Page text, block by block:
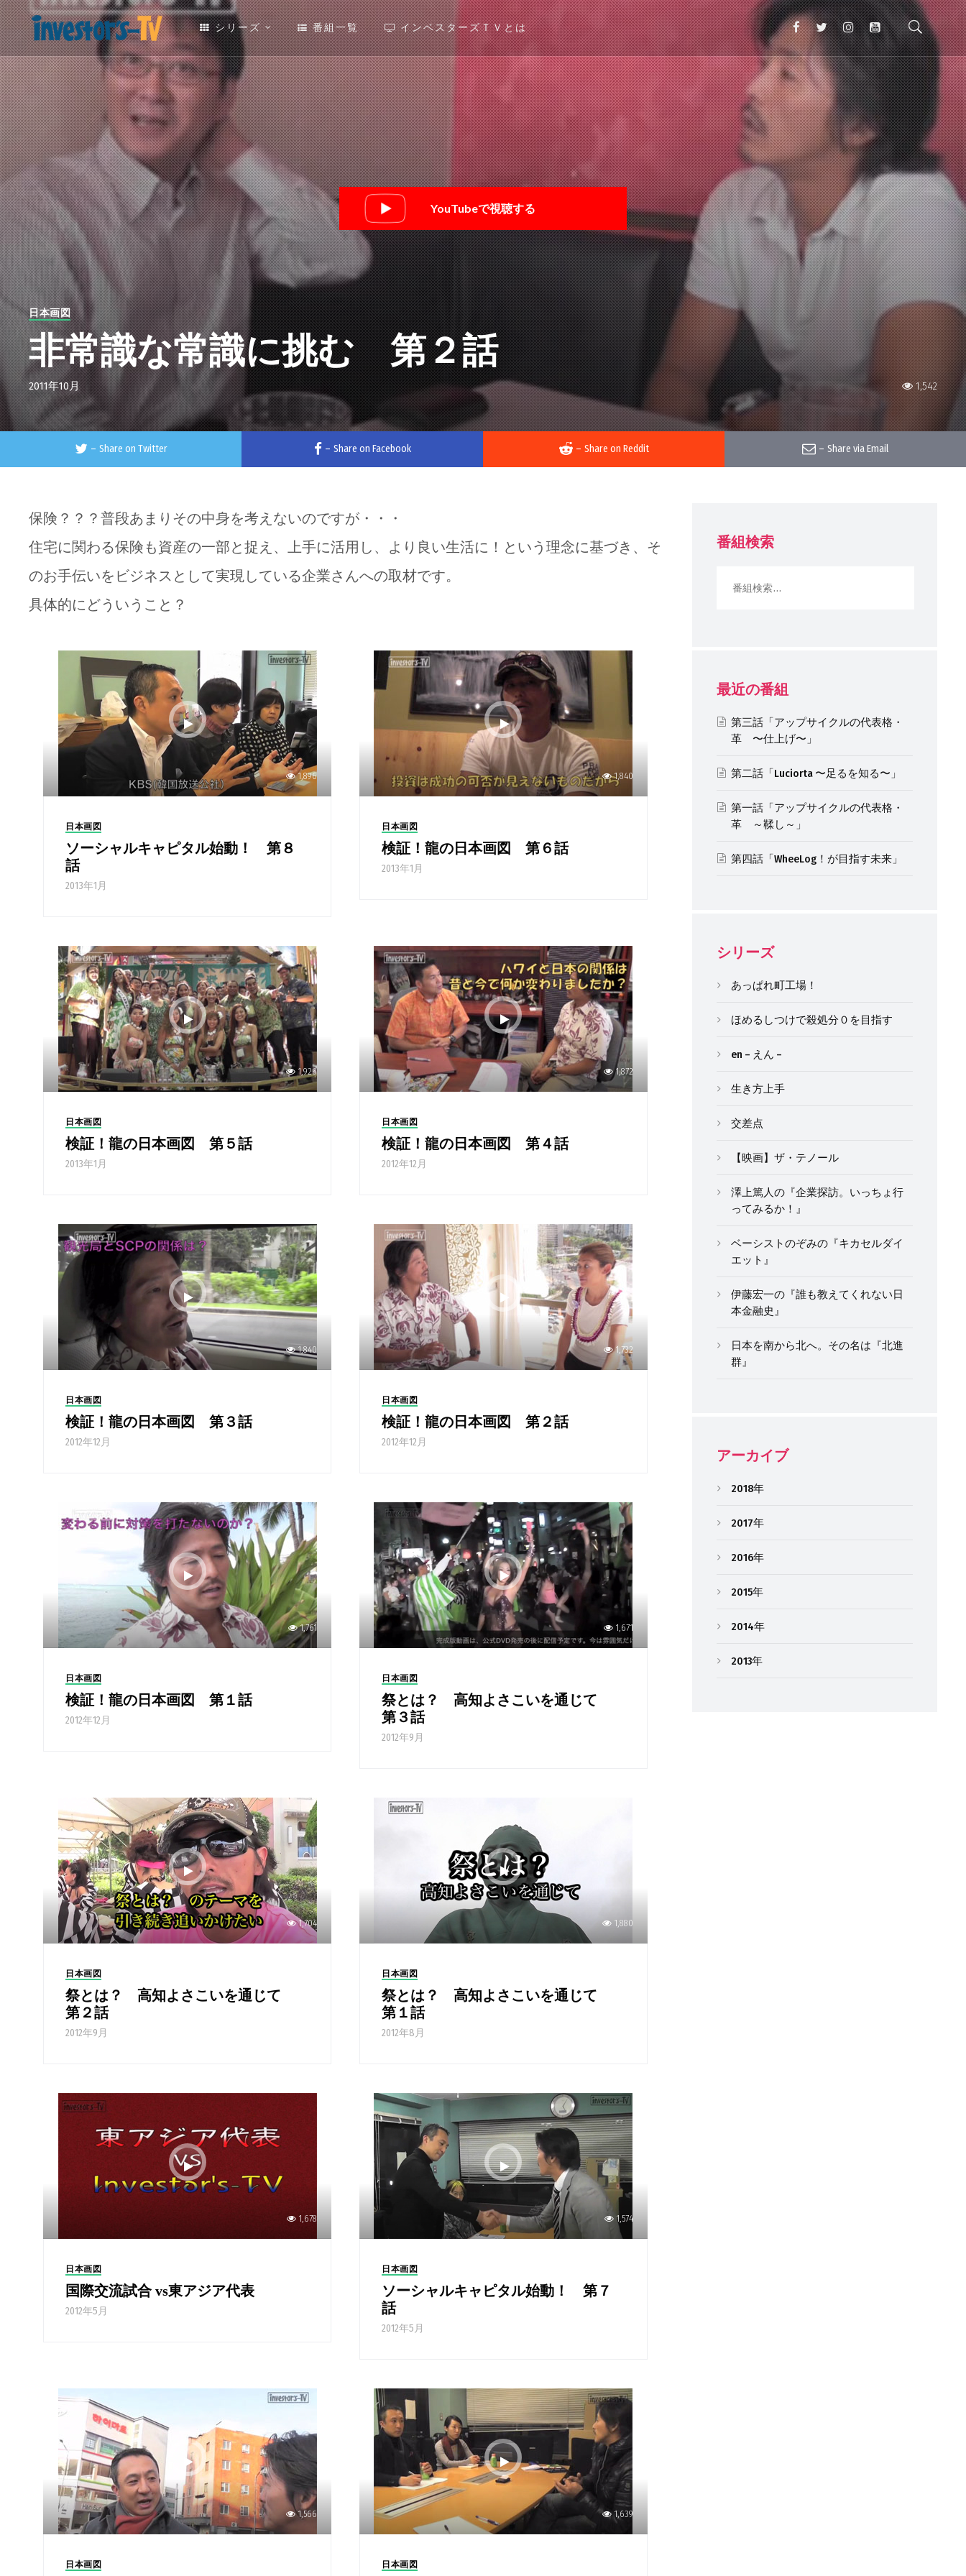
シリーズ 番組一覧 インベスターズＴＶとは
YouTubeで視聴する
1,542
日本画図
非常識な常識に挑む 第２話
2011年10月
– Share on Twitter – Share on Facebook – Share on Reddit – Share via Email
保険？？？普段あまりその中身を考えないのですが・・・
住宅に関わる保険も資産の一部と捉え、上手に活用し、より良い生活に！という理念に基づき、そ
のお手伝いをビジネスとして実現している企業さんへの取材です。
具体的にどういうこと？
1,896
日本画図
ソーシャルキャピタル始動！ 第８
話
2013年1月
1,840
日本画図
検証！龍の日本画図 第６話
2013年1月
1,926
日本画図
検証！龍の日本画図 第５話
2013年1月
1,872
日本画図
検証！龍の日本画図 第４話
2012年12月
1,840
日本画図
検証！龍の日本画図 第３話
2012年12月
1,732
日本画図
検証！龍の日本画図 第２話
2012年12月
1,761
日本画図
検証！龍の日本画図 第１話
2012年12月
1,671
日本画図
祭とは？ 高知よさこいを通じて
第３話
2012年9月
1,704
日本画図
祭とは？ 高知よさこいを通じて
第２話
2012年9月
1,880
日本画図
祭とは？ 高知よさこいを通じて
第１話
2012年8月
1,678
日本画図
国際交流試合 vs東アジア代表
2012年5月
1,574
日本画図
ソーシャルキャピタル始動！ 第７
話
2012年5月
1,566
日本画図
1,639
日本画図
番組検索
最近の番組
第三話「アップサイクルの代表格・
革 〜仕上げ〜」
第二話「Luciorta 〜足るを知る〜」
第一話「アップサイクルの代表格・
革 ～鞣し～」
第四話「WheeLog！が目指す未来」
シリーズ
あっぱれ町工場！
ほめるしつけで殺処分０を目指す
en – えん –
生き方上手
交差点
【映画】ザ・テノール
澤上篤人の『企業探訪。いっちょ行
ってみるか！』
ベーシストのぞみの『キカセルダイ
エット』
伊藤宏一の『誰も教えてくれない日
本金融史』
日本を南から北へ。その名は『北進
群』
アーカイブ
2018年
2017年
2016年
2015年
2014年
2013年